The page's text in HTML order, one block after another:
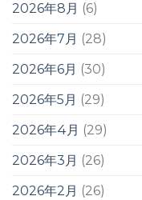
2026年8月 (6)
2026年7月 (28)
2026年6月 (30)
2026年5月 (29)
2026年4月 (29)
2026年3月 (26)
2026年2月 (26)